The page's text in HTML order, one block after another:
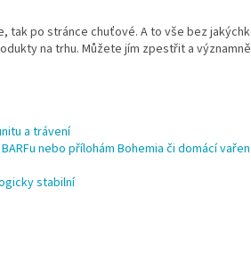
tak po stránce chuťové. A to vše bez
na trhu. Můžete jím zpestřit a
a trávení
nebo přílohám Bohemia či domácí
stabilní